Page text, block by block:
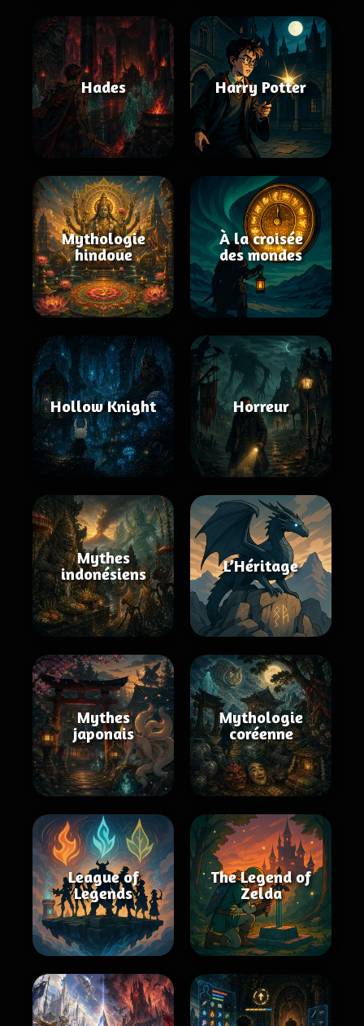
Hades Harry Potter
Mythologie
hindoue
À la croisée
des mondes
Hollow Knight Horreur
Mythes
indonésiens
L’Héritage
Mythes
japonais
Mythologie
coréenne
League of
Legends
The Legend of
Zelda